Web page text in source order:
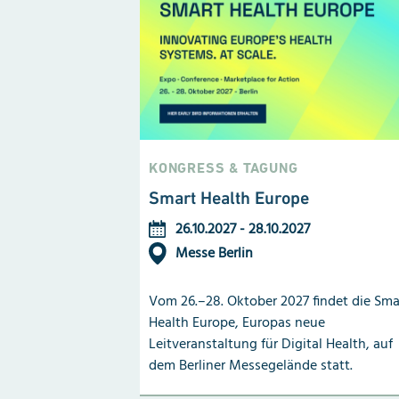
KONGRESS & TAGUNG
Smart Health Europe
26.10.2027-28.10.2027
Messe Berlin
Vom 26.–28. Oktober 2027 findet die
Health Europe, Europas neue
Leitveranstaltung für Digital Health, auf
dem Berliner Messegelände statt.